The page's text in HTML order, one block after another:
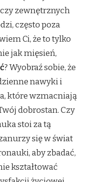
zewnętrznych
często poza
Ci, że to tylko
jak mięsień,
? Wyobraź sobie, że
nawyki i
które wzmacniają
dobrostan. Czy
stoi za tą
się w świat
aby zbadać,
kształtować